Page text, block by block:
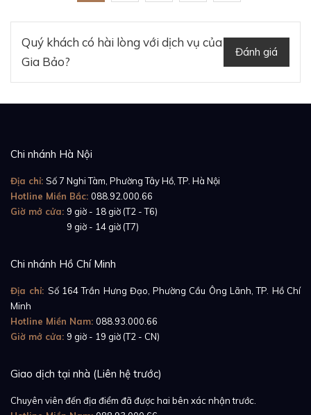
Quý khách có hài lòng với dịch vụ của
Gia Bảo?
Đánh giá
Chi nhánh Hà Nội
Địa chỉ: Số 7 Nghi Tàm, Phường Tây Hồ, TP. Hà Nội
Hotline Miền Bắc: 088.92.000.66
Giờ mở cửa: 9 giờ - 18 giờ (T2 - T6)
9 giờ - 14 giờ (T7)
Chi nhánh Hồ Chí Minh
Địa chỉ: Số 164 Trần Hưng Đạo, Phường Cầu Ông Lãnh, TP. Hồ Chí
Minh
Hotline Miền Nam: 088.93.000.66
Giờ mở cửa: 9 giờ - 19 giờ (T2 - CN)
Giao dịch tại nhà (Liên hệ trước)
Chuyên viên đến địa điểm đã được hai bên xác nhận trước.